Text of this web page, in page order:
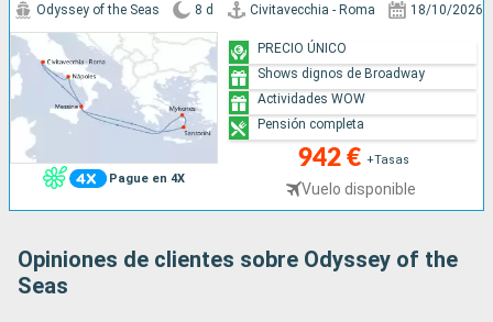
Pague en 4X
Odyssey of the Seas 8 d Civitavecchia - Roma 18/10/2026
942 € +Tasas
Vuelo disponible
PRECIO ÚNICO
Shows dignos de Broadway
Actividades WOW
Pensión completa
Opiniones de clientes sobre Odyssey of the
Seas